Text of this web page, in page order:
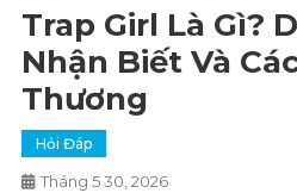
Trap Girl Là Gì?
Nhận Biết Và
Thương
Hỏi Đáp
Tháng 5 30, 2026